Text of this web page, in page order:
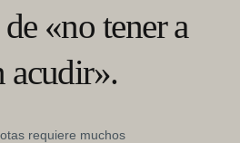
«no tener a
acudir».
requiere muchos